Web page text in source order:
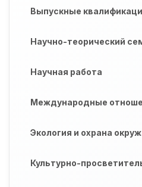
Выпускные
Научно-теорический
Научная работа
Международные
Экология и охрана
Культурно-